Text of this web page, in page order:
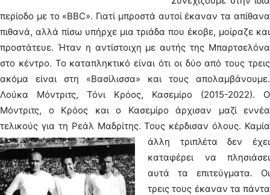
περίοδο με το «BBC». Γιατί μπροστά αυτοί έκαναν τα απίθανα
πιθανά, αλλά πίσω υπήρχε μια τριάδα που έκοβε, μοίραζε και
προστάτευε. Ήταν η αντίστοιχη με αυτής της Μπαρτσελόνα
στο κέντρο. Το καταπληκτικό είναι ότι οι δύο από τους τρεις
ακόμα είναι στη «Βασίλισσα» και τους απολαμβάνουμε.
Λούκα Μόντριτς, Τόνι Κρόος, Κασεμίρο (2015-2022). Ο
Μόντριτς, ο Κρόος και ο Κασεμίρο άρχισαν μαζί εννέα
τελικούς για τη Ρεάλ Μαδρίτης.Τους κέρδισαν όλους. Καμία
άλλη τριπλέτα δεν έχει
καταφέρει να πλησιάσει
αυτά τα επιτεύγματα. Οι
τρεις τους έκαναν τα πάντα